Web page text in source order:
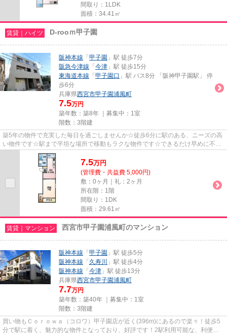
間取り：1LDK
面積：34.41㎡
賃貸｜ハイツ D-rooｍ甲子園
阪神本線 「 甲子園 」駅 徒歩7分
阪急今津線 「 今津 」駅 徒歩15分
東海道本線 「 甲子園口 」駅 バス8分 「阪神甲子園駅」 停
歩6分
兵庫県西宮市甲子園浦風町
7.5万円
築年数：築8年 ｜募集中： 1室
階数：3階建
築5年の物件で充実した毎日を過ごしませんか☆徒歩6分に駅のある、ニーズの高
い物件です☆駅まで平坦な場所で移動もラクな物件です☆できるだけ早めに不動
産情報を集めたい方は当社スタッ...
7.5万円
(管理費・共益費 5,000円)
敷：0ヶ月｜礼：2ヶ月
所在階：1階
間取り：1DK
面積：29.61㎡
賃貸｜マンション 西宮市甲子園浦風町のマンション
阪神本線 「 甲子園 」駅 徒歩5分
阪神本線 「 久寿川
」駅 徒歩4分
阪神本線 「 今津 」駅 徒歩13分
兵庫県西宮市甲子園浦風町
7.7万円
築年数：築40年 ｜募集中： 1室
階数：3階建
買い物もＣｏｒｏｗａ（コロワ）甲子園店が近く(396m)にあるので楽々！徒歩5
分で駅に着く、魅力的な物件となっており、好評です！2駅利用可能な、利便性